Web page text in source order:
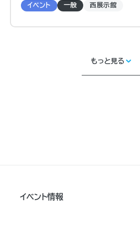
イベント 一般 西展示館
もっと見る
イベント情報